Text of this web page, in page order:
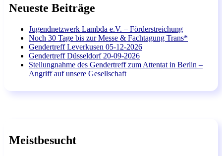
Neueste Beiträge
Jugendnetzwerk Lambda e.V. – Förderstreichung
Noch 30 Tage bis zur Messe & Fachtagung Trans*
Gendertreff Leverkusen 05-12-2026
Gendertreff Düsseldorf 20-09-2026
Stellungnahme des Gendertreff zum Attentat in Berlin –
Angriff auf unsere Gesellschaft
Meistbesucht